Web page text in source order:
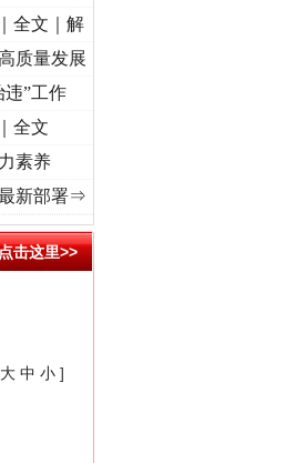
红船起航处 潮起..
全文｜解
质量发展
违”工作
全文
素养
新部署⇒
击这里>>
大 中 小 ]